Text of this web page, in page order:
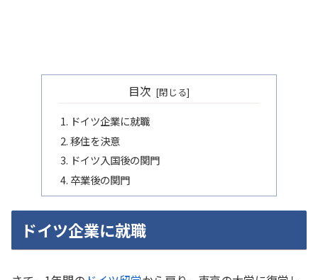
目次
ドイツ企業に就職
移住を決意
ドイツ入国後の関門
卒業後の関門
ドイツ企業に就職